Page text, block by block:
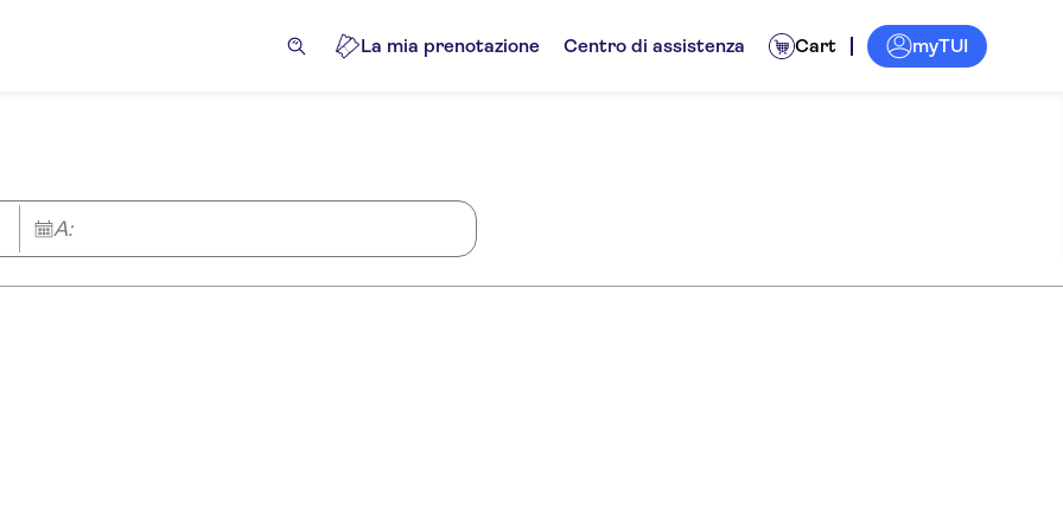
La mia prenotazione Centro di assistenza Cart myTUI
A: